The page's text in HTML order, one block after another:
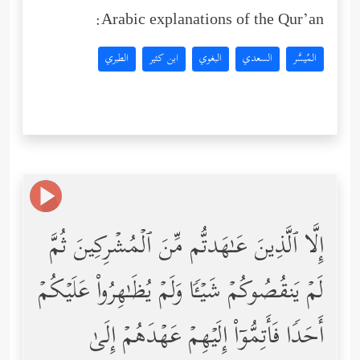
Arabic explanations of the Qur’an:
المُيسَّر السعدي البغوي ابن كثير الطبري
إِلَّا ٱلَّذِینَ عَـٰهَدتُّم مِّنَ ٱلۡمُشۡرِكِینَ ثُمَّ
لَمۡ یَنقُصُوكُمۡ شَیۡـࣰٔا وَلَمۡ یُظَـٰهِرُواْ عَلَیۡكُمۡ
أَحَدࣰا فَأَتِمُّوۤاْ إِلَیۡهِمۡ عَهۡدَهُمۡ إِلَىٰ